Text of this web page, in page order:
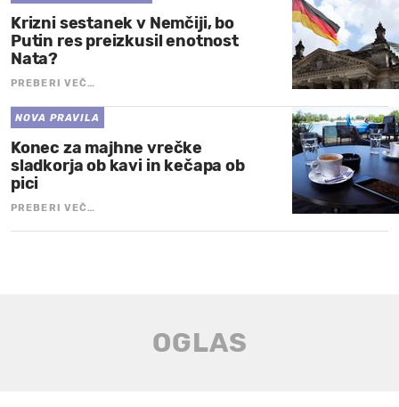
Krizni sestanek v Nemčiji, bo
Putin res preizkusil enotnost
Nata?
PREBERI VEČ…
NOVA PRAVILA
Konec za majhne vrečke
sladkorja ob kavi in kečapa ob
pici
PREBERI VEČ…